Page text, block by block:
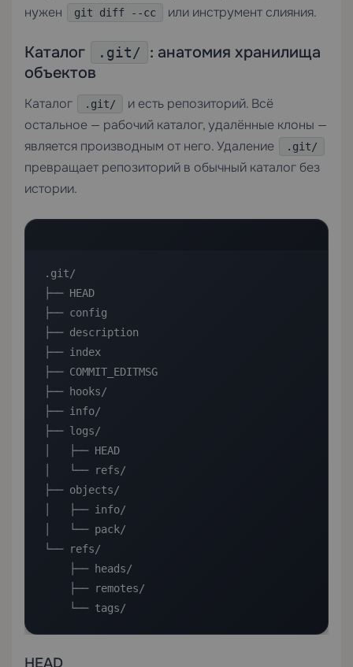
нужен
git diff --cc или инструмент слияния.
Каталог .git/
: анатомия хранилища
объектов
Каталог .git/
и есть репозиторий. Всё
остальное — рабочий каталог, удалённые клоны —
является производным от него. Удаление
.git/
превращает репозиторий в обычный каталог без
истории.
.git/
├── HEAD
├── config
├── description
├── index
├── COMMIT_EDITMSG
├── hooks/
├── info/
├── logs/
│   ├── HEAD
│   └── refs/
├── objects/
│   ├── info/
│   └── pack/
└── refs/
    └── tags/
HEAD